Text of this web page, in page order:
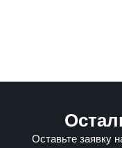
Оставьте заявку